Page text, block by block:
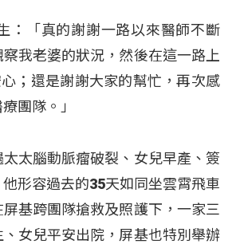
：「真的謝謝一路以來醫師不斷
我老婆的狀況，然後在這一路上
；還是謝謝大家的幫忙，再次感
團隊。」
太腦動脈瘤破裂、女兒早產、簽
形容過去的35天如同坐雲霄飛車
基跨團隊搶救及照護下，一家三
女兒平安出院，屏基也特別舉辦